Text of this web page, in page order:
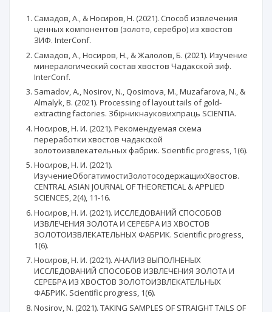
Самадов, А., & Носиров, Н. (2021). Способ извлечения
ценных компонентов (золото, серебро) из хвостов
ЗИФ. InterConf.
Самадов, А., Носиров, Н., & Жалолов, Б. (2021). Изучение
минералогический состав хвостов Чадакской зиф.
InterConf.
Samadov, A., Nosirov, N., Qosimova, M., Muzafarova, N., &
Almalyk, B. (2021). Processing of layout tails of gold-
extracting factories. Збірникнауковихпраць SCIENTIA.
Носиров, Н. И. (2021). Рекомендуемая схема
переработки хвостов чадакской
золотоизвлекательных фабрик. Scientific progress, 1(6).
Носиров, Н. И. (2021).
ИзучениеОбогатимостиЗолотосодержащихХвостов.
CENTRAL ASIAN JOURNAL OF THEORETICAL & APPLIED
SCIENCES, 2(4), 11-16.
Носиров, Н. И. (2021). ИССЛЕДОВАНИЙ СПОСОБОВ
ИЗВЛЕЧЕНИЯ ЗОЛОТА И СЕРЕБРА ИЗ ХВОСТОВ
ЗОЛОТОИЗВЛЕКАТЕЛЬНЫХ ФАБРИК. Scientific progress,
1(6).
Носиров, Н. И. (2021). АНАЛИЗ ВЫПОЛНЕНЫХ
ИССЛЕДОВАНИЙ СПОСОБОВ ИЗВЛЕЧЕНИЯ ЗОЛОТА И
СЕРЕБРА ИЗ ХВОСТОВ ЗОЛОТОИЗВЛЕКАТЕЛЬНЫХ
ФАБРИК. Scientific progress, 1(6).
Nosirov, N. (2021). TAKING SAMPLES OF STRAIGHT TAILS OF